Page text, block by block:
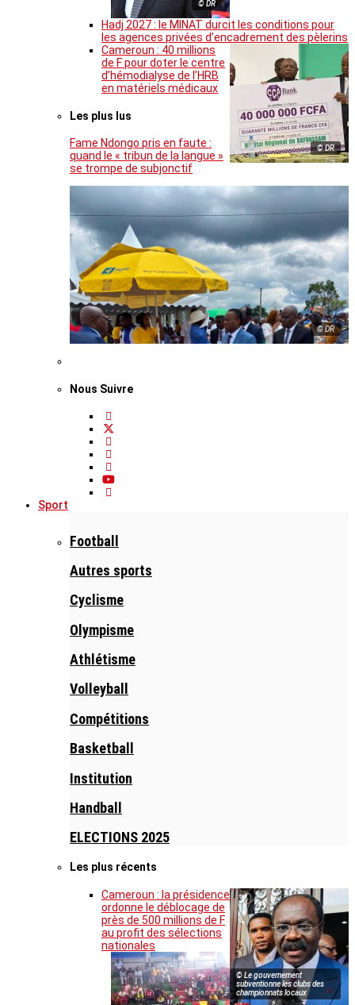
© DR
Hadj 2027 : le MINAT durcit les conditions pour
les agences privées d’encadrement des pèlerins
© DR
Cameroun : 40 millions
de F pour doter le centre
d’hémodialyse de l’HRB
en matériels médicaux
Les plus lus
Fame Ndongo pris en faute :
quand le « tribun de la langue »
se trompe de subjonctif
© DR
Nous Suivre
Sport
Football
Autres sports
Cyclisme
Olympisme
Athlétisme
Volleyball
Compétitions
Basketball
Institution
Handball
ELECTIONS 2025
Les plus récents
© Le gouvernement
subventionne les clubs des
championnats locaux
Cameroun : la présidence
ordonne le déblocage de
près de 500 millions de F
au profit des sélections
nationales